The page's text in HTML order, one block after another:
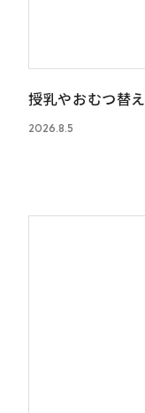
授乳やおむつ替
2026.8.5